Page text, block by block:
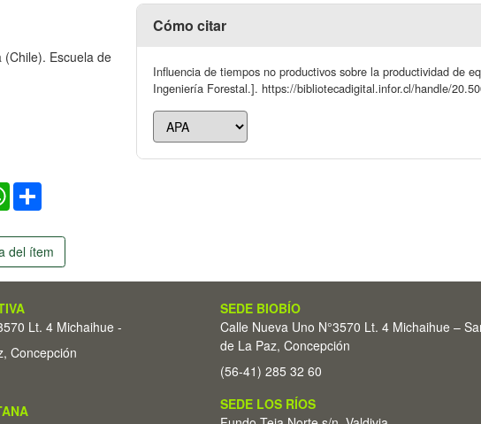
(Chile). Escuela de
WhatsApp
del ítem
Cómo citar
Influencia de tiempos no productivos sobre la productividad de
Ingeniería Forestal.]. https://bibliotecadigital.infor.cl/handle/
Lt. 4 Michaihue -
Concepción
SEDE BIOBÍO
Calle Nueva Uno N°3570 Lt. 4 Michaihue –
de La Paz, Concepción
(56-41) 285 32 60
SEDE LOS RÍOS